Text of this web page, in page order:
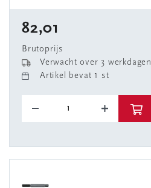
82,01
Brutoprijs
Verwacht over 3 werkdagen
Artikel bevat 1 st